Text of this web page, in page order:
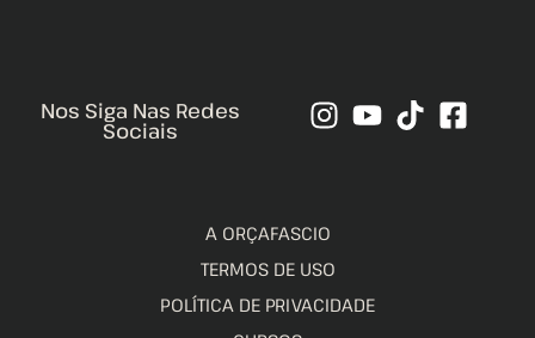
Nos Siga Nas Redes
Sociais
A ORÇAFASCIO
TERMOS DE USO
POLÍTICA DE PRIVACIDADE